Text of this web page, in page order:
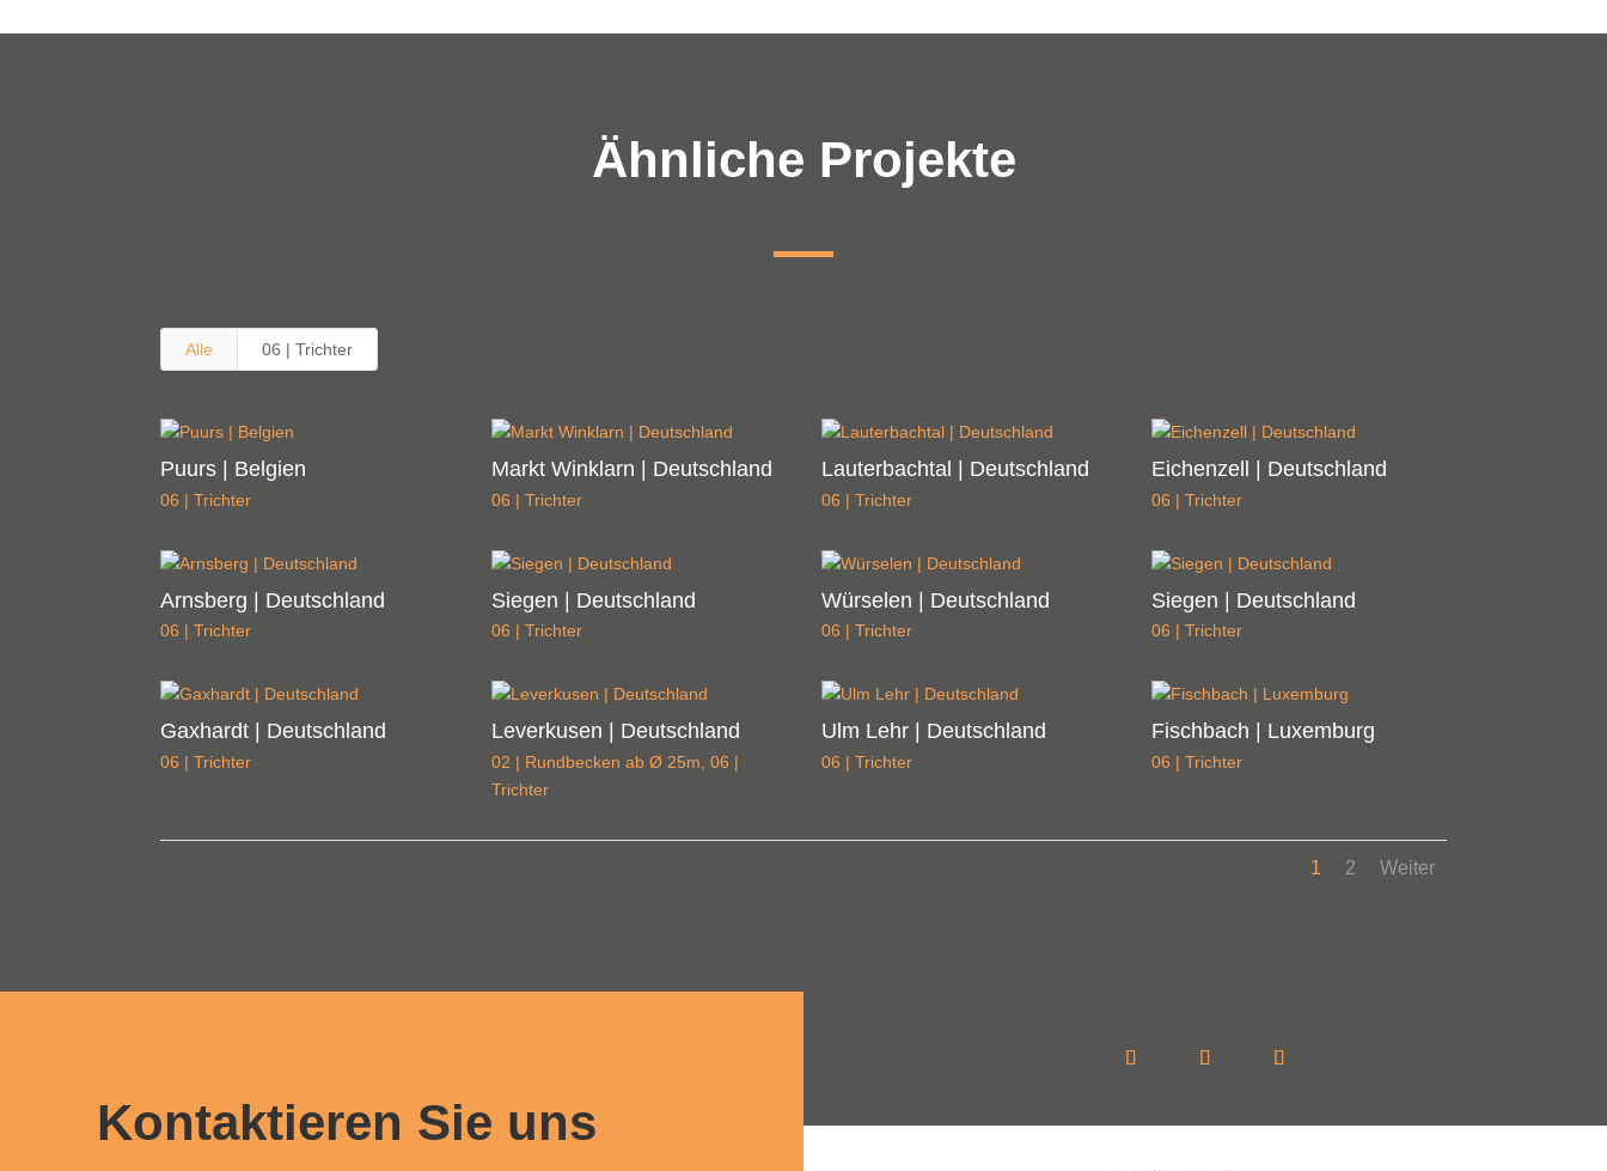
Ähnliche Projekte
Alle 06 | Trichter
Puurs | Belgien
06 | Trichter
Markt Winklarn | Deutschland
06 | Trichter
Lauterbachtal | Deutschland
06 | Trichter
Eichenzell | Deutschland
06 | Trichter
Arnsberg | Deutschland
06 | Trichter
Siegen | Deutschland
06 | Trichter
Würselen | Deutschland
06 | Trichter
Siegen | Deutschland
06 | Trichter
Gaxhardt | Deutschland
06 | Trichter
Leverkusen | Deutschland
02 | Rundbecken ab Ø 25m 06 |
Trichter
Ulm Lehr | Deutschland
06 | Trichter
Fischbach | Luxemburg
06 | Trichter
1 2 Weiter
Kontaktieren Sie uns